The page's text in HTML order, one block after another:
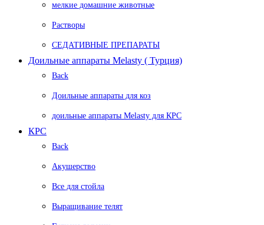
мелкие домашние животные
Растворы
СЕДАТИВНЫЕ ПРЕПАРАТЫ
Доильные аппараты Melasty ( Турция)
Back
Доильные аппараты для коз
доильные аппараты Melasty для КРС
КРС
Back
Акушерство
Все для стойла
Выращивание телят